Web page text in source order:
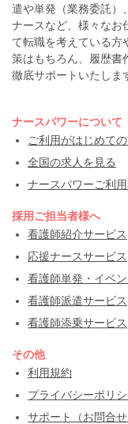
遣や単発（業務委託）
ナースなど、様々なお
て転職を考えている方
策はもちろん、履歴書
徹底サポートいたしま
ナースパワーについて
ご利用がはじめて
全国の求人を見る
ナースパワーご利
採用ご担当者様へ
看護師紹介サービス
応援ナースサービス
看護師単発・イベ
看護師派遣サービス
看護師添乗サービス
その他
利用規約
プライバシーポリ
サポート（お問合せ